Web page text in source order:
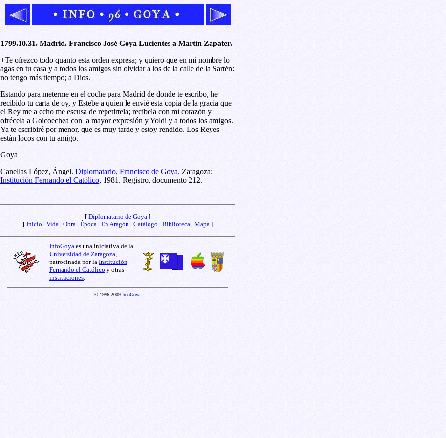
1799.10.31. Madrid. Francisco José Goya Lucientes a Martín Zapater.
+Te ofrezco todo quanto esta orden expresa; y quiero que en mi nombre lo
agas en tu casa y a todos los amigos sin olvidar a los de la calle de la Sartén:
no tengo más tiempo; a Dios.
Estando para meterme en el coche para Madrid de donde te escribo, he
recibido tu carta de oy, y Estebe a quien le envié esta copia de la gracia que
el Rey me a echo me escusa de repetírtela; recíbela con mi corazón y
ofrécela a Goicoechea con la mayor expresión y Yoldi y a todos los amigos.
Ya te escribiré por menor, que es muy tarde y estoy rendido. Los Reyes
están locos con tu amigo.
Goya
Canellas López, Ángel. Diplomatario, Francisco de Goya. Zaragoza:
Institución Fernando el Católico, 1981. Registro, documento 212.
[ Diplomatario de Goya ]
[ Inicio | Vida | Obra | Época | En Aragón | Catálogo | Biblioteca | Mapa ]
InfoGoya es una iniciativa de la
Universidad de Zaragoza
patrocinada por la Institución
Fernando el Católico y otras
instituciones
© 1996-2009 InfoGoya.